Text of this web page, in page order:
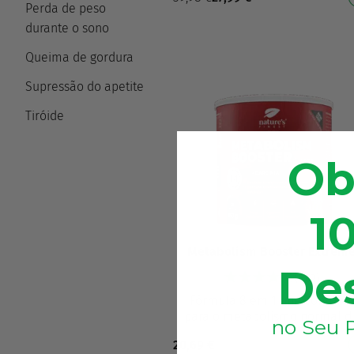
Perda de peso
durante o sono
Queima de gordura
Supressão do apetite
Tiróide
Metabolism Booster Extreme
(862)
Fórmula 8 em 1 que contribui
macronutrientes⁶, elimina a
20,69
no Seu